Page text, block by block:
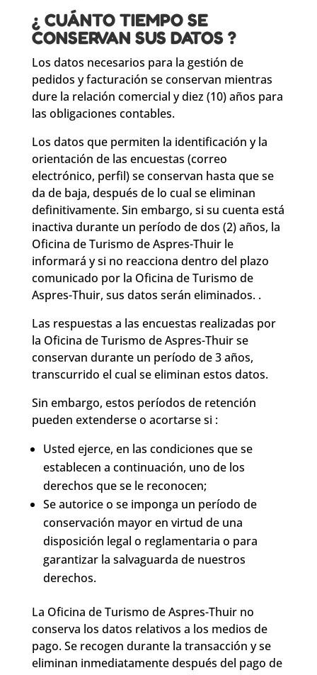
¿ CUÁNTO TIEMPO SE
CONSERVAN SUS DATOS ?
Los datos necesarios para la gestión de
pedidos y facturación se conservan mientras
dure la relación comercial y diez (10) años para
las obligaciones contables.
Los datos que permiten la identificación y la
orientación de las encuestas (correo
electrónico, perfil) se conservan hasta que se
da de baja, después de lo cual se eliminan
definitivamente. Sin embargo, si su cuenta está
inactiva durante un período de dos (2) años, la
Oficina de Turismo de Aspres-Thuir le
informará y si no reacciona dentro del plazo
comunicado por la Oficina de Turismo de
Aspres-Thuir, sus datos serán eliminados. .
Las respuestas a las encuestas realizadas por
la Oficina de Turismo de Aspres-Thuir se
conservan durante un período de 3 años,
transcurrido el cual se eliminan estos datos.
Sin embargo, estos períodos de retención
pueden extenderse o acortarse si :
Usted ejerce, en las condiciones que se
establecen a continuación, uno de los
derechos que se le reconocen;
Se autorice o se imponga un período de
conservación mayor en virtud de una
disposición legal o reglamentaria o para
garantizar la salvaguarda de nuestros
derechos.
La Oficina de Turismo de Aspres-Thuir no
conserva los datos relativos a los medios de
pago. Se recogen durante la transacción y se
eliminan inmediatamente después del pago de